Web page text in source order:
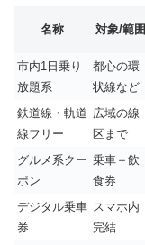
名称 対象/範囲
市内1日乗り
放題系
都心の環
状線など
鉄道線・軌道
線フリー
広域の線
区まで
グルメ系クー
ポン
乗車＋飲
食券
デジタル乗車
券
スマホ内
完結